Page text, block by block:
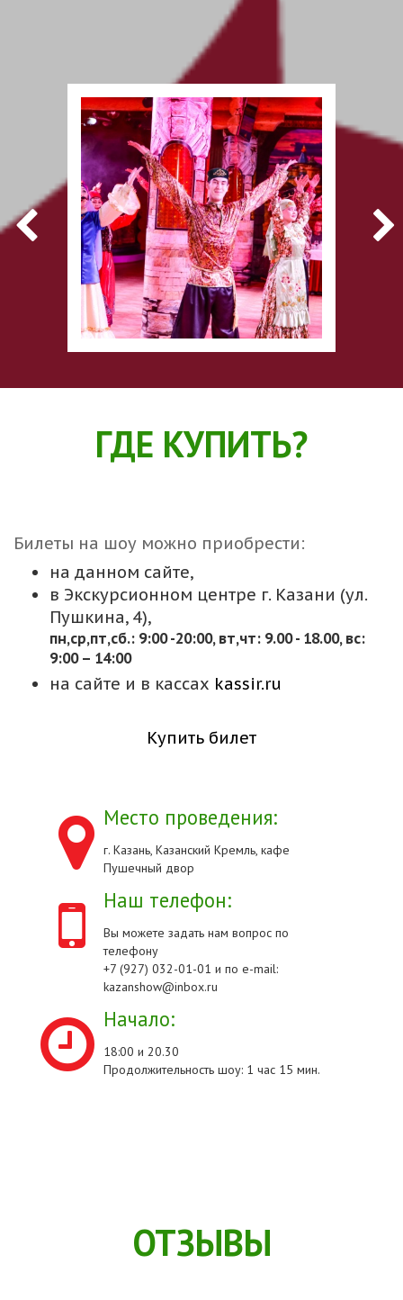
ГДЕ КУПИТЬ?
Билеты на шоу можно приобрести:
на данном сайте,
в Экскурсионном центре г. Казани (ул.
Пушкина, 4),
пн,cр,пт,сб.: 9:00 -20:00, вт,чт: 9.00 - 18.00, вс:
9:00 – 14:00
на сайте и в кассах kassir.ru
Купить билет
Место проведения:
г. Казань, Казанский Кремль, кафе
Пушечный двор
Наш телефон:
Вы можете задать нам вопрос по
телефону
+7 (927) 032-01-01 и по e-mail:
kazanshow@inbox.ru
Начало:
18:00 и 20.30
Продолжительность шоу: 1 час 15 мин.
ОТЗЫВЫ